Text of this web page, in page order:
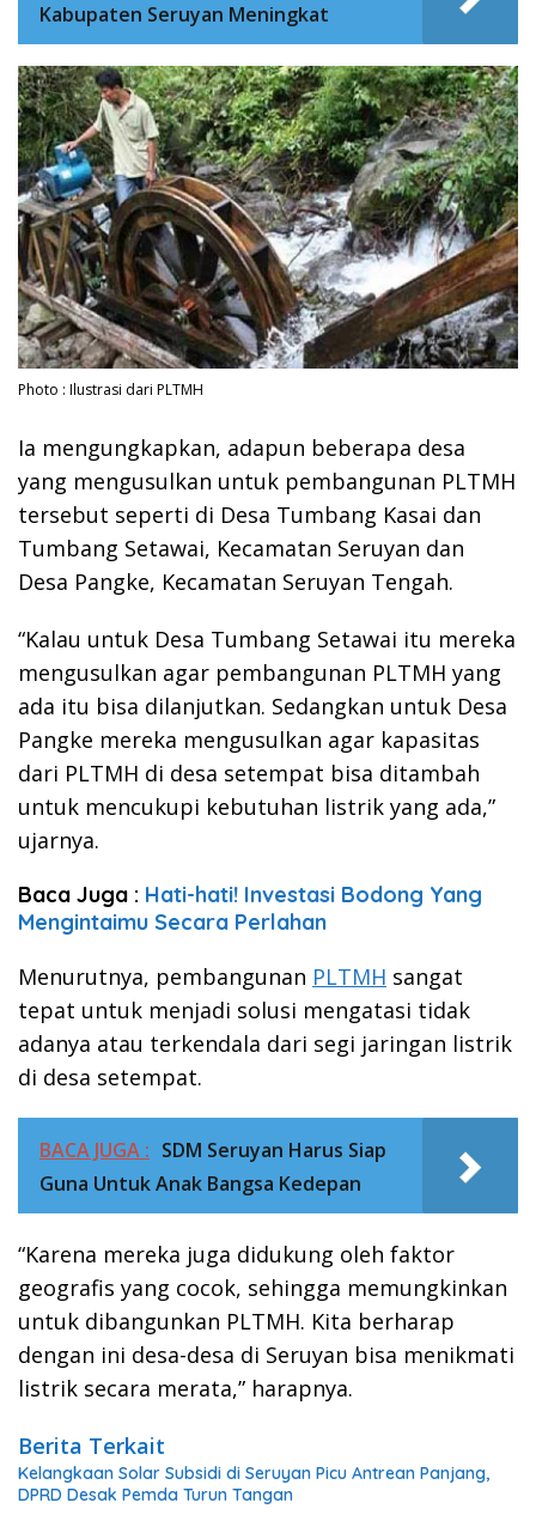
Kabupaten Seruyan Meningkat
Photo : Ilustrasi dari PLTMH
Ia mengungkapkan, adapun beberapa desa
yang mengusulkan untuk pembangunan PLTMH
tersebut seperti di Desa Tumbang Kasai dan
Tumbang Setawai, Kecamatan Seruyan dan
Desa Pangke, Kecamatan Seruyan Tengah.
“Kalau untuk Desa Tumbang Setawai itu mereka
mengusulkan agar pembangunan PLTMH yang
ada itu bisa dilanjutkan. Sedangkan untuk Desa
Pangke mereka mengusulkan agar kapasitas
dari PLTMH di desa setempat bisa ditambah
untuk mencukupi kebutuhan listrik yang ada,”
ujarnya.
Baca Juga : Hati-hati! Investasi Bodong Yang
Mengintaimu Secara Perlahan
Menurutnya, pembangunan PLTMH sangat
tepat untuk menjadi solusi mengatasi tidak
adanya atau terkendala dari segi jaringan listrik
di desa setempat.
BACA JUGA : SDM Seruyan Harus Siap
Guna Untuk Anak Bangsa Kedepan
“Karena mereka juga didukung oleh faktor
geografis yang cocok, sehingga memungkinkan
untuk dibangunkan PLTMH. Kita berharap
dengan ini desa-desa di Seruyan bisa menikmati
listrik secara merata,” harapnya.
Berita Terkait
Kelangkaan Solar Subsidi di Seruyan Picu Antrean Panjang,
DPRD Desak Pemda Turun Tangan